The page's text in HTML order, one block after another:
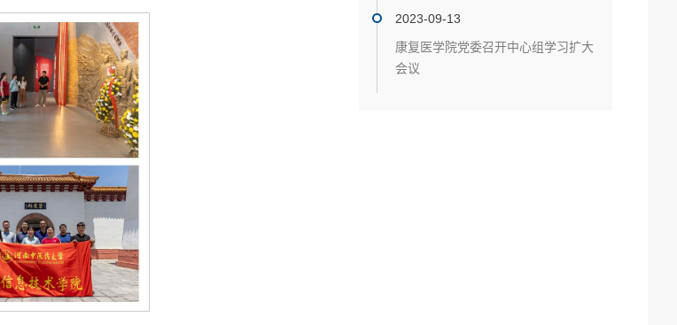
2023-09-13
康复医学院党委召开中心组学习扩大
会议